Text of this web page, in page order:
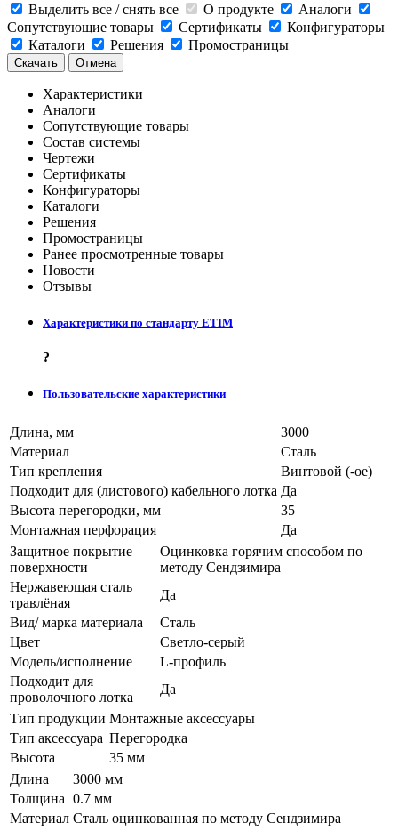
Выделить все / снять все
О продукте
Аналоги
Сопутствующие товары
Сертификаты
Конфигураторы
Каталоги
Решения Промостраницы
Скачать Отмена
Характеристики
Аналоги
Сопутствующие товары
Состав системы
Чертежи
Сертификаты
Конфигураторы
Каталоги
Решения
Промостраницы
Ранее просмотренные товары
Новости
Отзывы
Характеристики по стандарту ETIM
?
Пользовательские характеристики
Длина, мм
3000
Материал
Сталь
Тип крепления
Винтовой (-ое)
Подходит для (листового) кабельного лотка Да
Высота перегородки, мм
35
Монтажная перфорация
Да
Защитное покрытие
поверхности
Оцинковка горячим способом по
методу Сендзимира
Нержавеющая сталь
травлёная
Да
Вид/ марка материала
Сталь
Цвет
Светло-серый
Модель/исполнение
L-профиль
Подходит для
проволочного лотка
Да
Тип продукции Монтажные аксессуары
Тип аксессуара Перегородка
Высота
35 мм
Длина
3000 мм
Толщина 0.7 мм
Материал Сталь оцинкованная по методу Сендзимира